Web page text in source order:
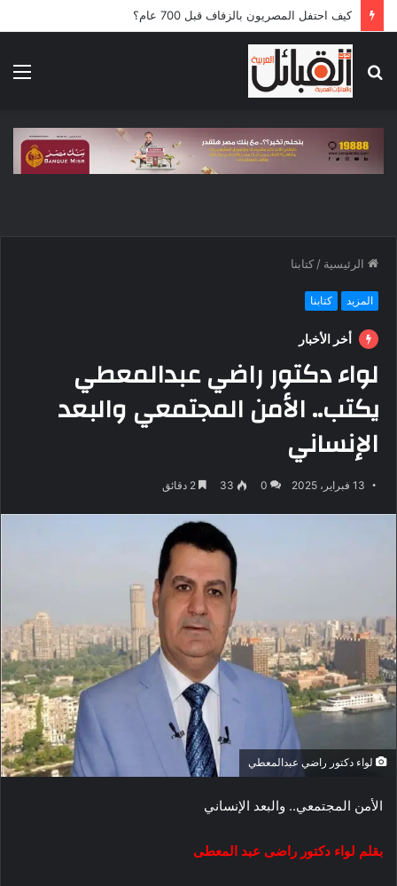
كيف احتفل المصريون بالزفاف قبل 700 عام؟
عن
الرئيسية / كتابنا
المزيد كتابنا
أخر الأخبار
لواء دكتور راضي عبدالمعطي
يكتب.. الأمن المجتمعي والبعد
الإنساني
13 فبراير، 2025 0
33
لواء دكتور راضي عبدالمعطي
الأمن المجتمعي.. والبعد الإنساني
بقلم لواء دكتور راضی عبد المعطى